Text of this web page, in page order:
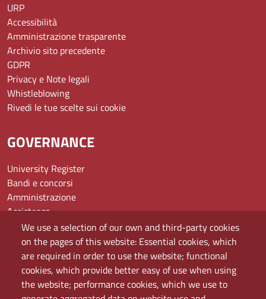
We use a selection of our own and third-party cookies
on the pages of this website: Essential cookies, which
are required in order to use the website; functional
cookies, which provide better easy of use when using
the website; performance cookies, which we use to
URP
Accessibilità
Amministrazione trasparente
Archivio sito precedente
GDPR
Privacy e Note legali
Whistleblowing
Rivedi le tue scelte sui cookie
GOVERNANCE
University Register
Bandi e concorsi
Amministrazione
Assistenza
Domande frequenti (FAQ)
Elenco dei siti tematici
Mappa del sito
PEC
Rete Wi-Fi Eduroam